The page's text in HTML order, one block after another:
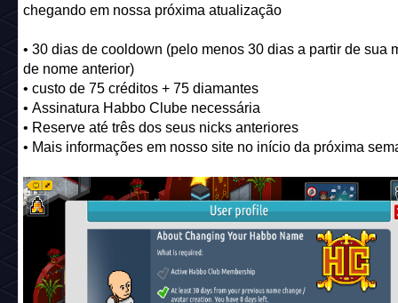
chegando em nossa próxima atualização
• 30 dias de cooldown (pelo menos 30 dias a partir de sua
de nome anterior)
• custo de 75 créditos + 75 diamantes
• Assinatura Habbo Clube necessária
• Reserve até três dos seus nicks anteriores
• Mais informações em nosso site no início da próxima